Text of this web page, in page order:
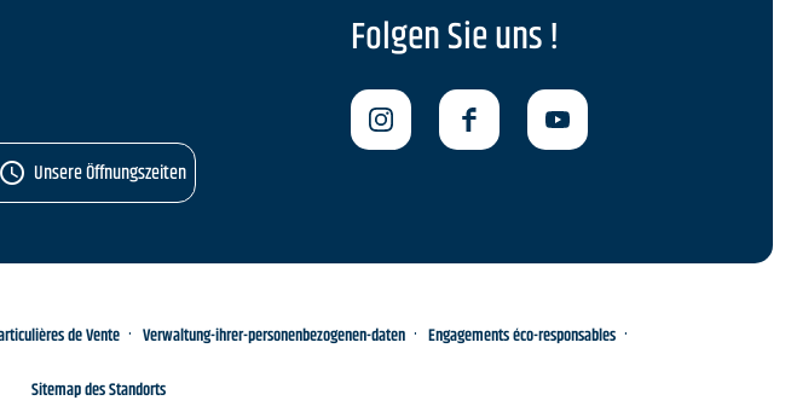
Unsere Öffnungszeiten
Folgen Sie uns !
de Vente Verwaltung-ihrer-personenbezogenen-daten Engagements éco-responsables
Sitemap des Standorts